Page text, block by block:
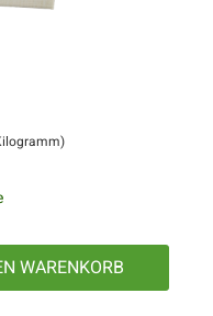
WARENKORB